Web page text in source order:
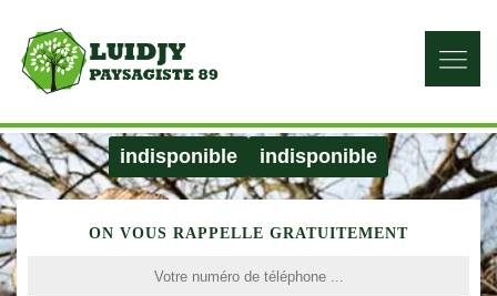
indisponible indisponible
ON VOUS RAPPELLE GRATUITEMENT